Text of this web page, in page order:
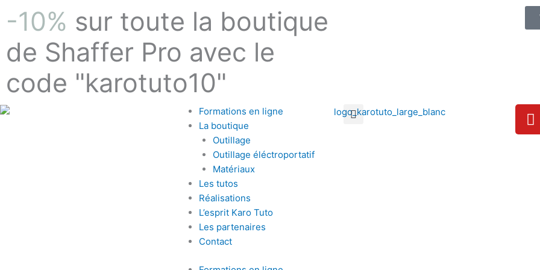
au-10% sur toute la boutique
de Shaffer Pro avec le
code "karotuto10"
Formations en ligne
La boutique
Outillage
Outillage éléctroportatif
Matériaux
Les tutos
Réalisations
L’esprit Karo Tuto
Les partenaires
Contact
Y
o